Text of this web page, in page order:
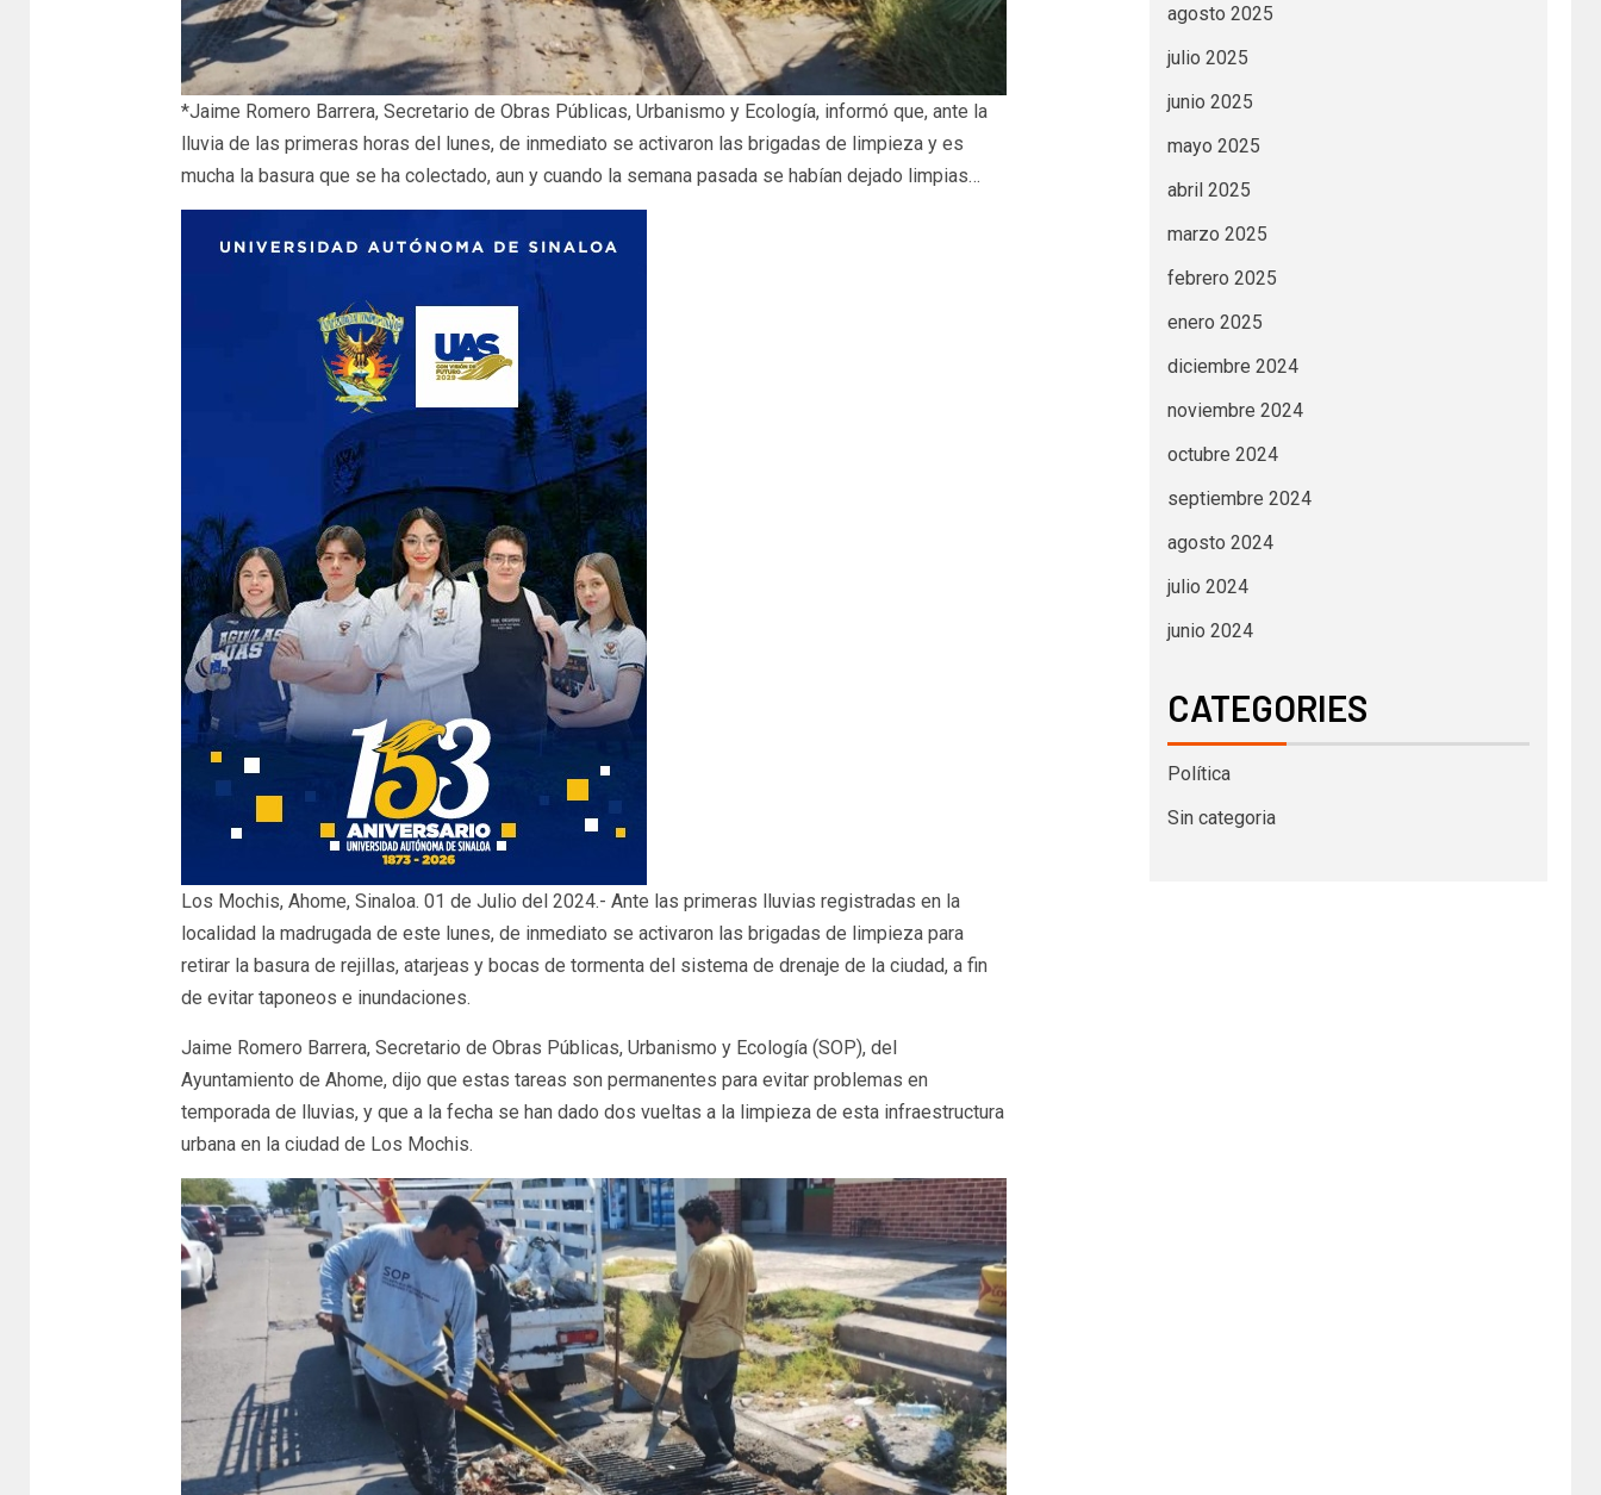
*Jaime Romero Barrera, Secretario de Obras Públicas, Urbanismo y Ecología, informó que, ante la
lluvia de las primeras horas del lunes, de inmediato se activaron las brigadas de limpieza y es
mucha la basura que se ha colectado, aun y cuando la semana pasada se habían dejado limpias…
Los Mochis, Ahome, Sinaloa. 01 de Julio del 2024.- Ante las primeras lluvias registradas en la
localidad la madrugada de este lunes, de inmediato se activaron las brigadas de limpieza para
retirar la basura de rejillas, atarjeas y bocas de tormenta del sistema de drenaje de la ciudad, a fin
de evitar taponeos e inundaciones.
Jaime Romero Barrera, Secretario de Obras Públicas, Urbanismo y Ecología (SOP), del
Ayuntamiento de Ahome, dijo que estas tareas son permanentes para evitar problemas en
temporada de lluvias, y que a la fecha se han dado dos vueltas a la limpieza de esta infraestructura
urbana en la ciudad de Los Mochis.
agosto 2025
julio 2025
junio 2025
mayo 2025
abril 2025
marzo 2025
febrero 2025
enero 2025
diciembre 2024
noviembre 2024
octubre 2024
septiembre 2024
agosto 2024
julio 2024
junio 2024
CATEGORIES
Política
Sin categoria